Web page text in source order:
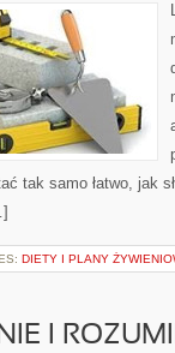
tak samo łatwo, jak
DIETY I PLANY
I